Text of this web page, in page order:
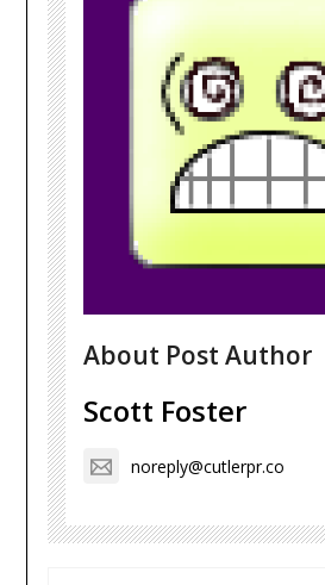
About Post Author
Scott Foster
noreply@cutlerpr.co